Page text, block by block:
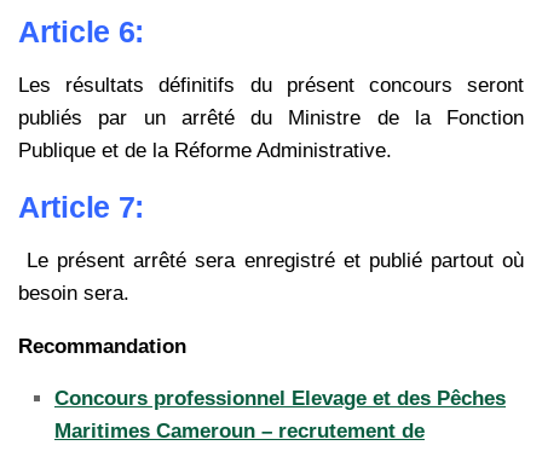
Article 6:
Les résultats définitifs du présent concours seront
publiés par un arrêté du Ministre de la Fonction
Publique et de la Réforme Administrative.
Article 7:
Le présent arrêté sera enregistré et publié partout où
besoin sera.
Recommandation
Concours professionnel Elevage et des Pêches
Maritimes Cameroun – recrutement de